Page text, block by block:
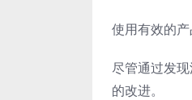
使用有效的
尽管通过发
的改进。